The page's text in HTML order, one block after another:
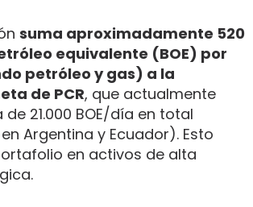
suma aproximadamente 520
equivalente (BOE) por
petróleo y gas) a la
de PCR, que actualmente
21.000 BOE/día en total
Argentina y Ecuador). Esto
en activos de alta